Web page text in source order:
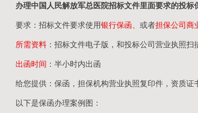
办理中国人民解放军总医院招标文件里面要求的投标
要求：招标文件要求使用银行保函、 或者担保公司商
所需资料 ：招标文件电子版，和投标公司营业执照扫
出函时间 ：半小时内出函
给您提供：保函，担保机构营业执照复印件，资质
以下是保函办理案例图：